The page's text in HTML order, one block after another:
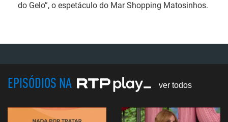
do Gelo”, o espetáculo do Mar Shopping Matosinhos.
EPISÓDIOS NA ver todos